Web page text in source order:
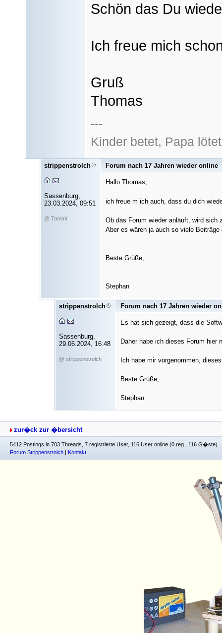
Schön das Du
Ich freue mich
Gruß
Thomas
---
Kinder betet, Papa
strippenstrolch
Sassenburg,
23.03.2024, 09:51
@ Tommi
Forum nach 17 Jahren wieder online
Hallo Thomas,
ich freue m ich auch, dass du dich
Ob das Forum wieder anläuft, wird sich
Aber es wären ja auch so viele
Beste Grüße,
Stephan
strippenstrolch
Sassenburg,
29.06.2024, 16:48
@ strippenstrolch
Forum nach 17 Jahren wieder
Es hat sich gezeigt, dass die
Daher habe ich dieses Forum hier
Ich habe mir vorgenommen,
Beste Grüße,
Stephan
zur�ck zur �bersicht
5412 Postings in 703 Threads, 7 registrierte User, 116 User online (0 reg., 116 G�ste)
Forum Strippenstrolch | Kontakt